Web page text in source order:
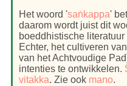
Het woord 'saṅkappa'
daarom wordt juist dit
boeddhistische
Echter, het cultiveren
van het Achtvoudige
intenties te ontwikkelen.
vitakka. Zie ook mano.